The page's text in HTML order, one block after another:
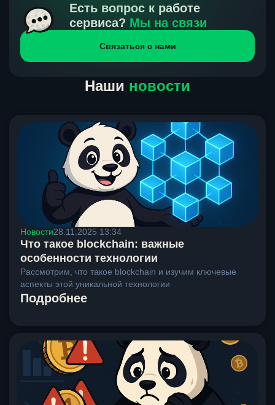
получения нами средств от тебя, а на другой части
направлений курс, указанный на сайте, является
окончательным. Если сомневаешься, напиши в онлайн-
чат на сайте, мы поможем разобраться.
Есть вопрос к работе
сервиса? Мы на связи
Связаться с нами
Наши новости
Новости28.11.2025 13:34
Что такое blockchain: важные
особенности технологии
Рассмотрим, что такое blockchain и изучим ключевые
аспекты этой уникальной технологии
Подробнее